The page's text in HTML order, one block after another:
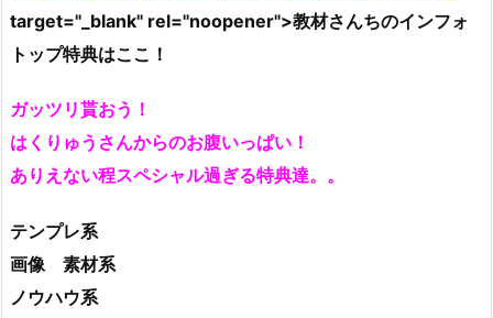
target="_blank" rel="noopener">教材さんちのインフォ
トップ特典はここ！
ガッツリ貰おう！
はくりゅうさんからのお腹いっぱい！
ありえない程スペシャル過ぎる特典達。。
テンプレ系
画像 素材系
ノウハウ系